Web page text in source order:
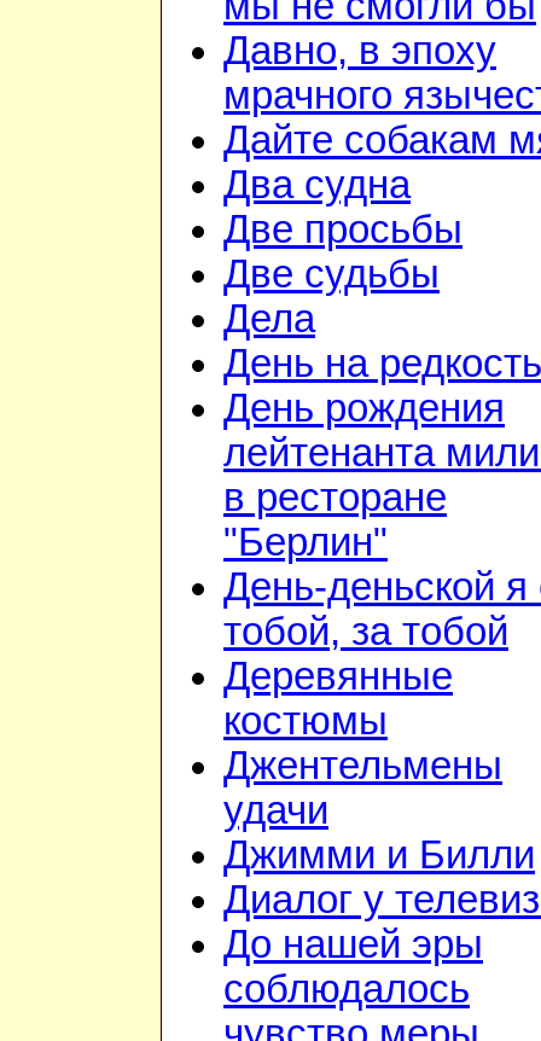
Давно, в эпоху
мрачного
Дайте собакам
Два судна
Две просьбы
Две судьбы
Дела
День на редкость
День рождения
лейтенанта
в ресторане
"Берлин"
День-деньской я
тобой, за тобой
Деревянные
костюмы
Джентельмены
удачи
Джимми и Билли
Диалог у
До нашей эры
соблюдалось